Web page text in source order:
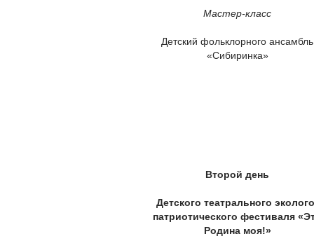
Мастер-класс
Детский фольклорного ансамбль
«Сибиринка»
Второй день
Детского театрального
патриотического фестиваля
Родина моя!»